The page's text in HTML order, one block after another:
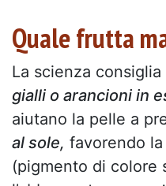
Quale frutta
La scienza
gialli o arancioni in
aiutano la pelle a
al sole, favorendo
(pigmento di colore